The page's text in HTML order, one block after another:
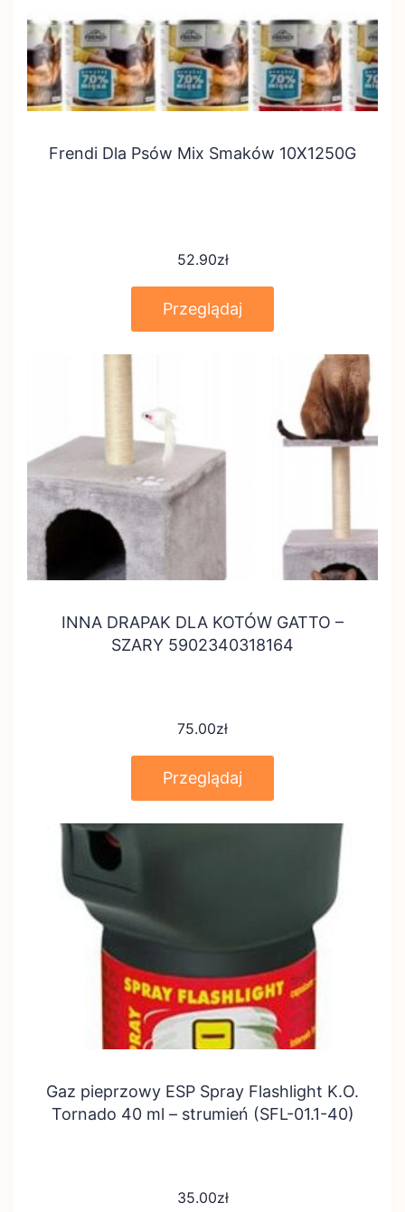
Frendi Dla Psów Mix Smaków 10X1250G
52.90zł
Przeglądaj
INNA DRAPAK DLA KOTÓW GATTO –
SZARY 5902340318164
75.00zł
Przeglądaj
Gaz pieprzowy ESP Spray Flashlight K.O.
Tornado 40 ml – strumień (SFL-01.1-40)
35.00zł